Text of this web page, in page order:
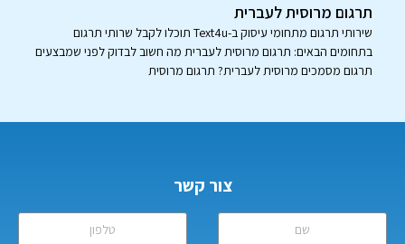
תרגום מרוסית לעברית
שירותי תרגום מתחומי עיסוק ב-Text4u תוכלו לקבל שרותי תרגום
בתחומים הבאים: תרגום מרוסית לעברית מה חשוב לבדוק לפני שמבצעים
תרגום מסמכים מרוסית לעברית? תרגום מרוסית
צור קשר